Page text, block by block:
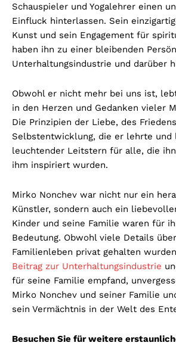
Schauspieler und Yogalehrer einen
Einfluck hinterlassen. Sein
Kunst und sein Engagement für
haben ihn zu einer bleibenden
Unterhaltungsindustrie und darüber
Obwohl er nicht mehr bei uns ist,
in den Herzen und Gedanken vieler
Die Prinzipien der Liebe, des
Selbstentwicklung, die er lehrte und
leuchtender Leitstern für alle, die
ihm inspiriert wurden.
Mirko Nonchev war nicht nur ein
Künstler, sondern auch ein
Kinder und seine Familie waren für
Bedeutung. Obwohl viele Details
Familienleben privat gehalten
Beitrag zur Unterhaltungsindustrie
für seine Familie empfand,
Mirko Nonchev und seiner Familie
sein Vermächtnis in der Welt des
Besuchen Sie für weitere